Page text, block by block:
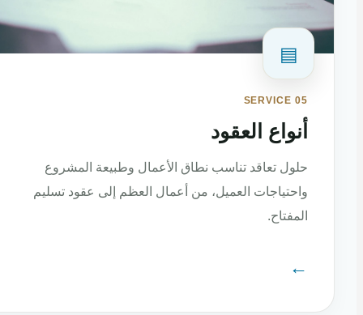
▤
SERVICE 05
أنواع العقود
حلول تعاقد تناسب نطاق الأعمال وطبيعة المشروع
واحتياجات العميل، من أعمال العظم إلى عقود تسليم